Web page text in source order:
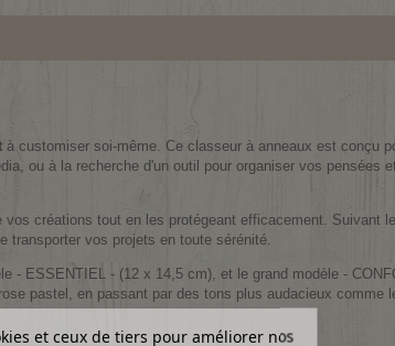
à customiser soi-même. Ce classeur à anneaux est conçu
ou à la recherche d'un outil pour organiser vos pensées
créations tout en les protégeant efficacement. Suivant
transporter vos projets en toute sérénité.
- ESSENTIEL - (12 x 14,5 cm), et le grand modèle -
pastel, en passant par des tons plus audacieux comme
et ceux de tiers pour améliorer nos